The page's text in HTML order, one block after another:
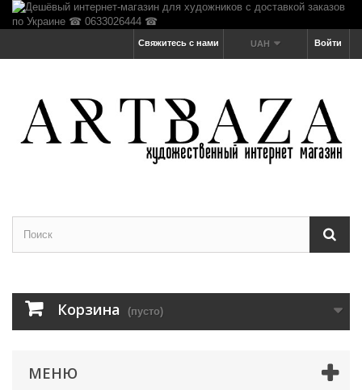
Войти
UAH
Свяжитесь с нами
Корзина (пусто)
МЕНЮ